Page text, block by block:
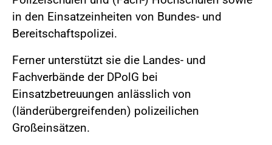
in den Einsatzeinheiten von Bundes- und
Bereitschaftspolizei.
Ferner unterstützt sie die Landes- und
Fachverbände der DPolG bei
Einsatzbetreuungen anlässlich von
(länderübergreifenden) polizeilichen
Großeinsätzen.